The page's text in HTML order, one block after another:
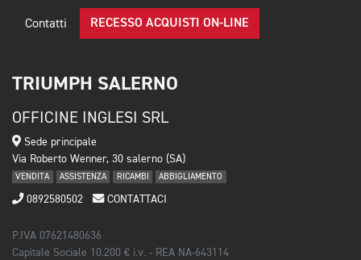
Contatti RECESSO ACQUISTI ON-LINE
TRIUMPH SALERNO
OFFICINE INGLESI SRL
Sede principale
Via Roberto Wenner, 30 salerno (SA)
VENDITA ASSISTENZA RICAMBI ABBIGLIAMENTO
0892580502 CONTATTACI
P.IVA 07621480636
Capitale Sociale 10.200 € i.v. - REA NA-643114